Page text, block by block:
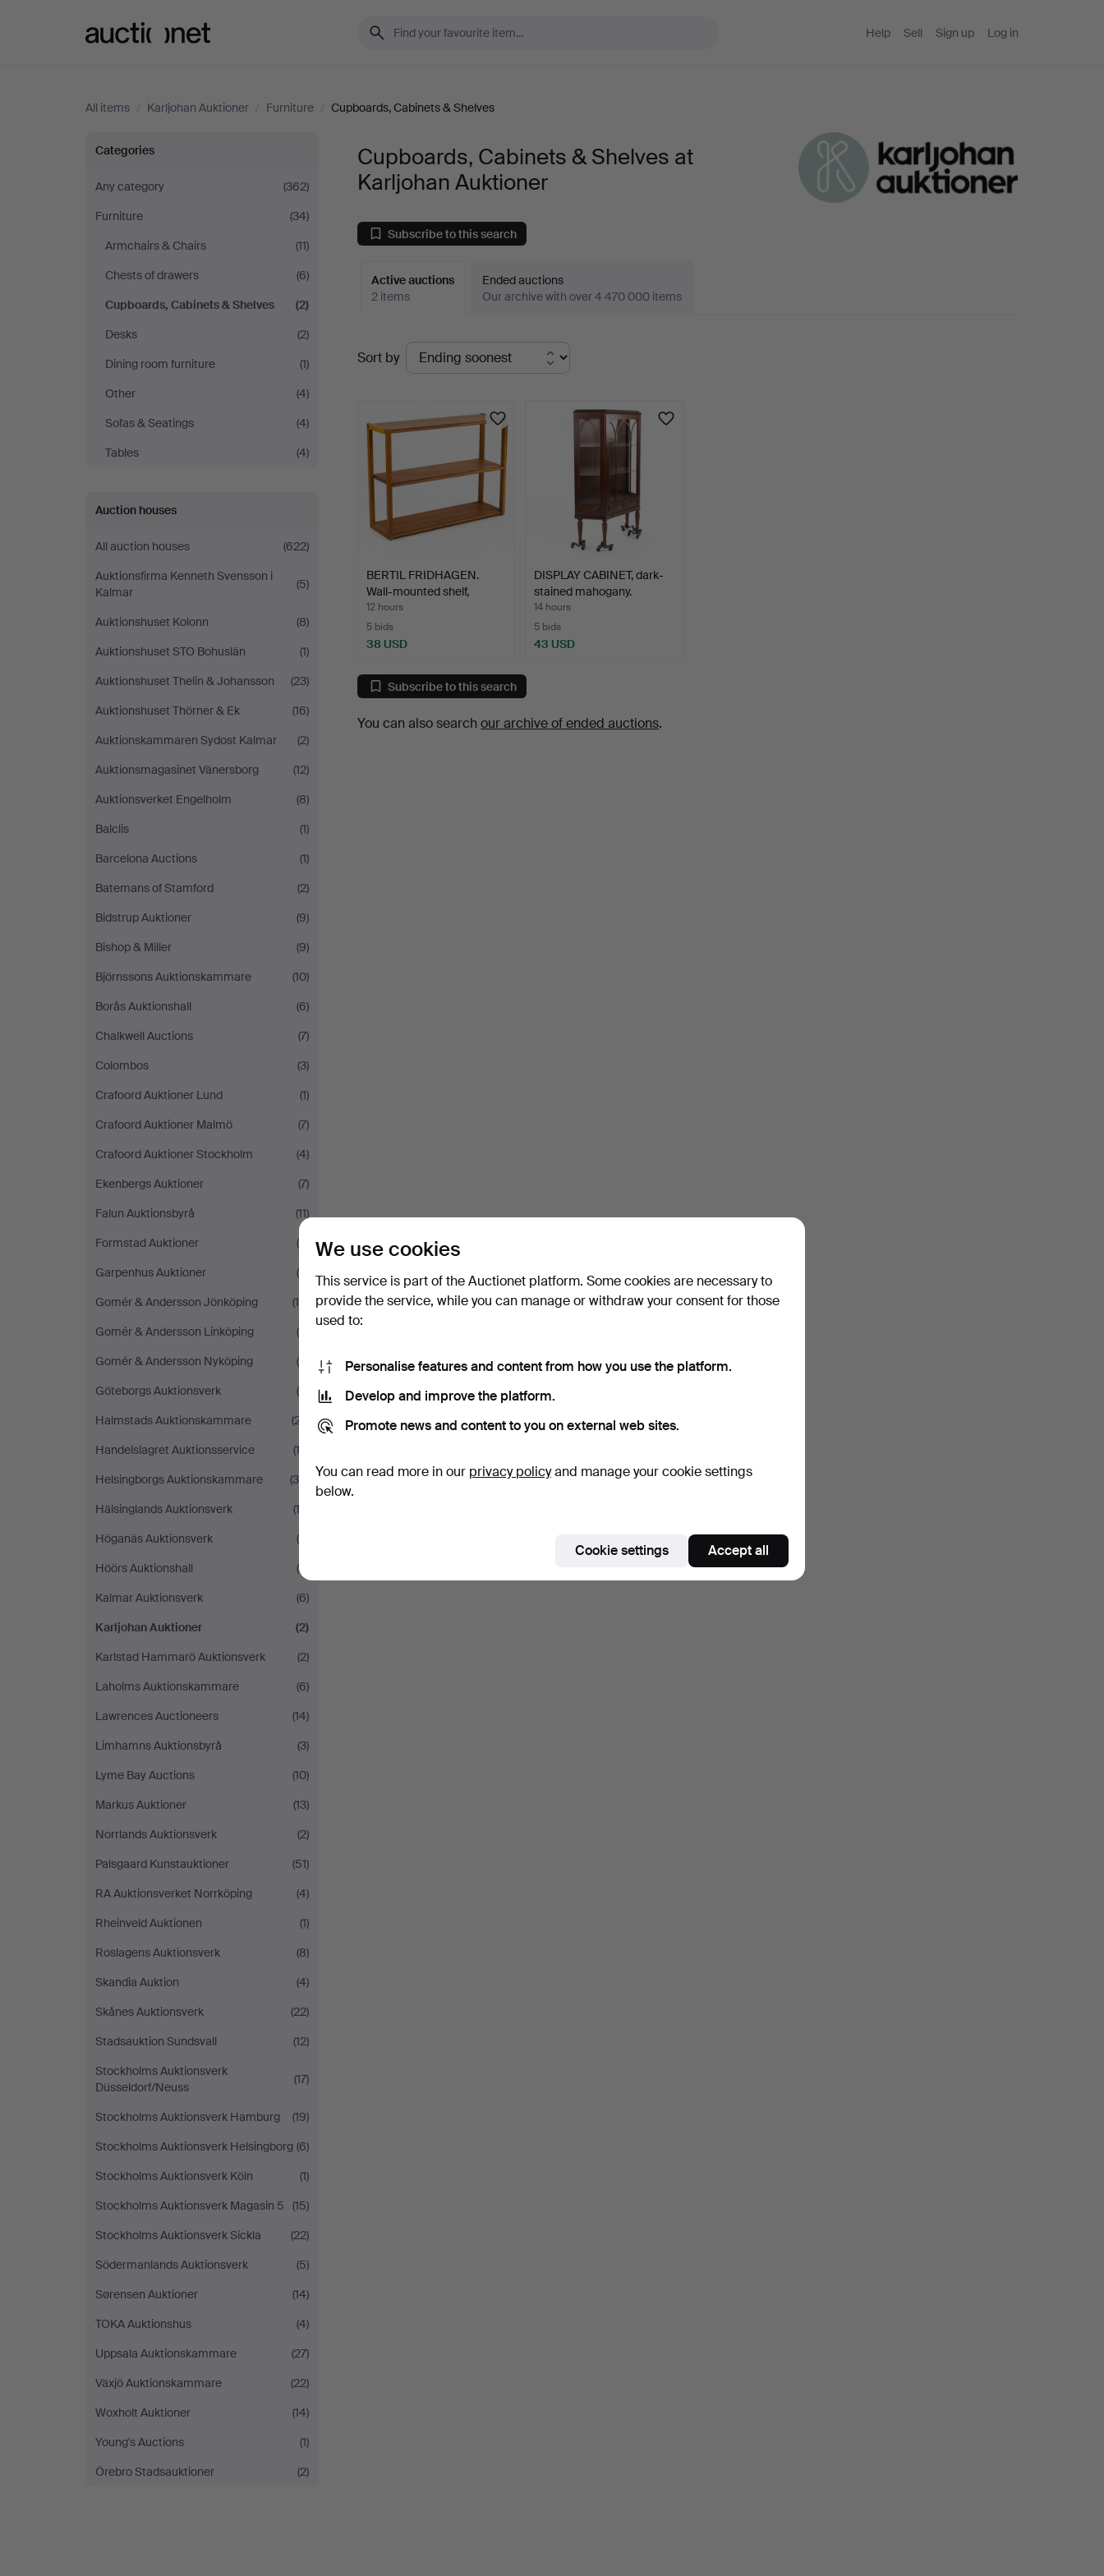
Help Sell Sign up Log in
All items / Karljohan Auktioner / Furniture / Cupboards, Cabinets & Shelves
Cupboards,
Cabinets
&
Shelves
at
Karljohan
Auktioner
Categories
Any category
(362)
Furniture
(34)
Armchairs & Chairs
(11)
Chests of drawers
(6)
Cupboards, Cabinets & Shelves
(2)
Desks
(2)
Dining room furniture
(1)
Other
(4)
Sofas & Seatings
(4)
Tables
(4)
Auction houses
All auction houses
(622)
Auktionsfirma Kenneth Svensson i
Kalmar
(5)
Auktionshuset Kolonn
(8)
Auktionshuset STO Bohuslän
(1)
Auktionshuset Thelin & Johansson
(23)
Auktionshuset Thörner & Ek
(16)
Auktionskammaren Sydost Kalmar
(2)
Auktionsmagasinet Vänersborg
(12)
Auktionsverket Engelholm
(8)
Balclis
(1)
Barcelona Auctions
(1)
Batemans of Stamford
(2)
Bidstrup Auktioner
(9)
Bishop & Miller
(9)
Björnssons Auktionskammare
(10)
Borås Auktionshall
(6)
Chalkwell Auctions
(7)
Colombos
(3)
Crafoord Auktioner Lund
(1)
Crafoord Auktioner Malmö
(7)
Crafoord Auktioner Stockholm
(4)
Ekenbergs Auktioner
(7)
Falun Auktionsbyrå
(11)
Formstad Auktioner
(6)
Garpenhus Auktioner
(6)
Gomér & Andersson Jönköping
(14)
Gomér & Andersson Linköping
(6)
Gomér & Andersson Nyköping
(4)
Göteborgs Auktionsverk
(9)
Halmstads Auktionskammare
(27)
Handelslagret Auktionsservice
(13)
Helsingborgs Auktionskammare
(30)
Hälsinglands Auktionsverk
(12)
Höganäs Auktionsverk
(5)
Höörs Auktionshall
(8)
Kalmar Auktionsverk
(6)
Karljohan Auktioner
(2)
Karlstad Hammarö Auktionsverk
(2)
Laholms Auktionskammare
(6)
Lawrences Auctioneers
(14)
Limhamns Auktionsbyrå
(3)
Lyme Bay Auctions
(10)
Markus Auktioner
(13)
Norrlands Auktionsverk
(2)
Palsgaard Kunstauktioner
(51)
RA Auktionsverket Norrköping
(4)
Rheinveld Auktionen
(1)
Roslagens Auktionsverk
(8)
Skandia Auktion
(4)
Skånes Auktionsverk
(22)
Stadsauktion Sundsvall
(12)
Stockholms Auktionsverk
Düsseldorf/Neuss
(17)
Stockholms Auktionsverk Hamburg
(19)
Stockholms Auktionsverk Helsingborg (6)
Stockholms Auktionsverk Köln
(1)
Stockholms Auktionsverk Magasin 5
(15)
Stockholms Auktionsverk Sickla
(22)
Södermanlands Auktionsverk
(5)
Sørensen Auktioner
(14)
TOKA Auktionshus
(4)
Uppsala Auktionskammare
(27)
Växjö Auktionskammare
(22)
Woxholt Auktioner
(14)
Young's Auctions
(1)
Örebro Stadsauktioner
(2)
Cupboards, Cabinets & Shelves at
Karljohan Auktioner
Subscribe to this search
Active auctions
2 items
Ended auctions
Our archive with over 4 470 000 items
Active
auctions
Sort by
BERTIL FRIDHAGEN.
Wall-mounted shelf,
Boda…
12 hours
5 bids
38 USD
DISPLAY CABINET, dark-
stained mahogany.
14 hours
5 bids
43 USD
Subscribe to this search
You can also searchour archive of ended auctions.
We use cookies
This service is part of the Auctionet platform. Some cookies are necessary to
provide the service, while you can manage or withdraw your consent for those
used to:
Personalise features and content from how you use the platform.
Develop and improve the platform.
Promote news and content to you on external web sites.
You can read more in our privacy policyand manage your cookie settings
below.
Cookie settings Accept all